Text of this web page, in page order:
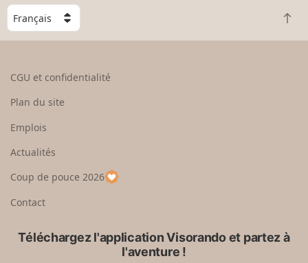
C
h
o
e
u
p
a
R
e
CGU et confidentialité
Plan du site
Emplois
Actualités
Coup de pouce 2026
Contact
Téléchargez l'application Visorando et partez à
l'aventure !